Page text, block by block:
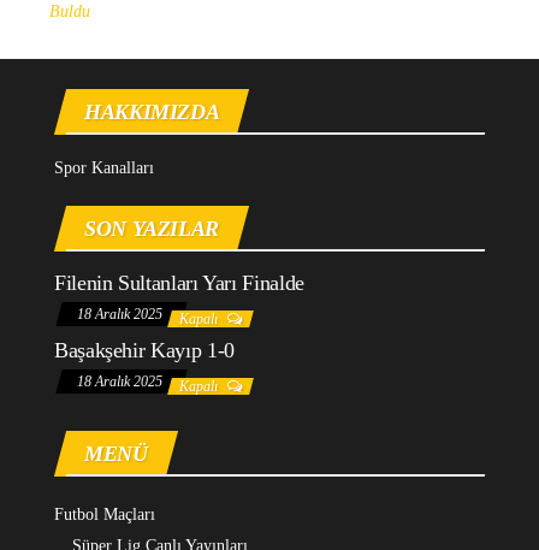
Buldu
HAKKIMIZDA
Spor Kanalları
SON YAZILAR
Filenin Sultanları Yarı Finalde
18 Aralık 2025 Kapalı
Başakşehir Kayıp 1-0
18 Aralık 2025 Kapalı
MENÜ
Futbol Maçları
Süper Lig Canlı Yayınları